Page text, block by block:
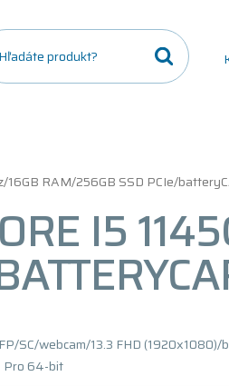
16GB RAM/256GB SSD PCIe/
I5
SC/webcam/13.3 FHD (1920x1080)/
Pro 64-bit